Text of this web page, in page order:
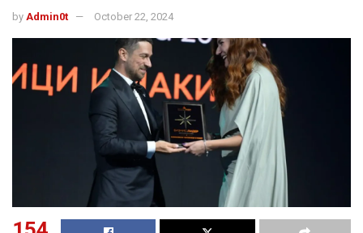
by Admin0t October 22, 2024